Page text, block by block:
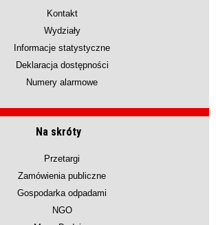
Kontakt
Wydziały
Informacje statystyczne
Deklaracja dostępności
Numery alarmowe
Na skróty
Przetargi
Zamówienia publiczne
Gospodarka odpadami
NGO